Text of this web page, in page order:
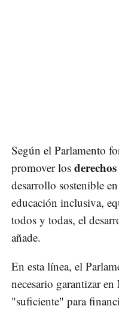
Según el Parlamento
promover los
desarrollo sostenible
educación inclusiva,
todos y todas, el
añade.
En esta línea, el
necesario garantizar
"suficiente" para